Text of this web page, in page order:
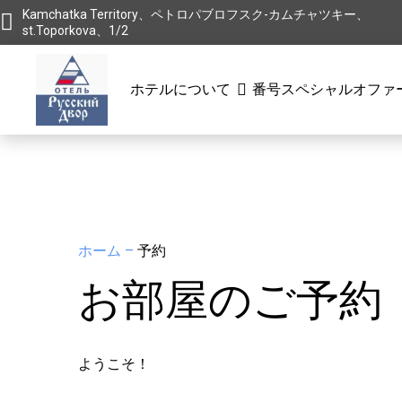
Kamchatka Territory、ペトロパブロフスク-カムチャツキー、
st.Toporkova、1/2
ホテルについて 番号スペシャルオファ
ホーム – 予約
お部屋のご予約
ようこそ！